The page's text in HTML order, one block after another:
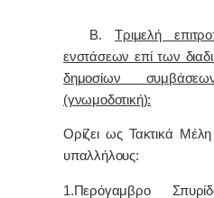
Β.Τριμελή
ενστάσεων επί των
δημοσίων
(γνωμοδοτική):
Ορίζει ως Τακτικά Μέλη
υπαλλήλους:
1.Περόγαμβρο